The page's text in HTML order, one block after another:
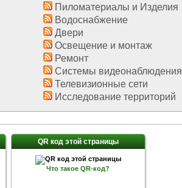
Пиломатериалы и Изделия
Водоснабжение
Двери
Освещение и монтаж
Ремонт
Системы видеонаблюдения
Телевизионные сети
Исследование территорий
QR код этой страницы
Что такое QR-код?